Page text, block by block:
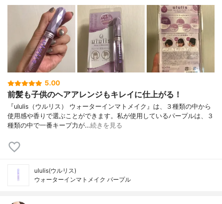
5.00
前髪も子供のヘアアレンジもキレイに仕上がる！
『ululis（ウルリス） ウォーターインマトメイク』は、３種類の中から
使用感や香りで選ぶことができます。私が使用しているパープルは、３
種類の中で一番キープ力が…続きを見る
ululis(ウルリス)
ウォーターインマトメイク パープル